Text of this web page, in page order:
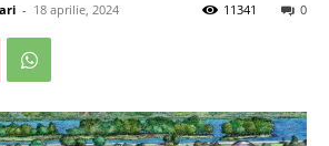
- 18 aprilie, 2024 0
11341